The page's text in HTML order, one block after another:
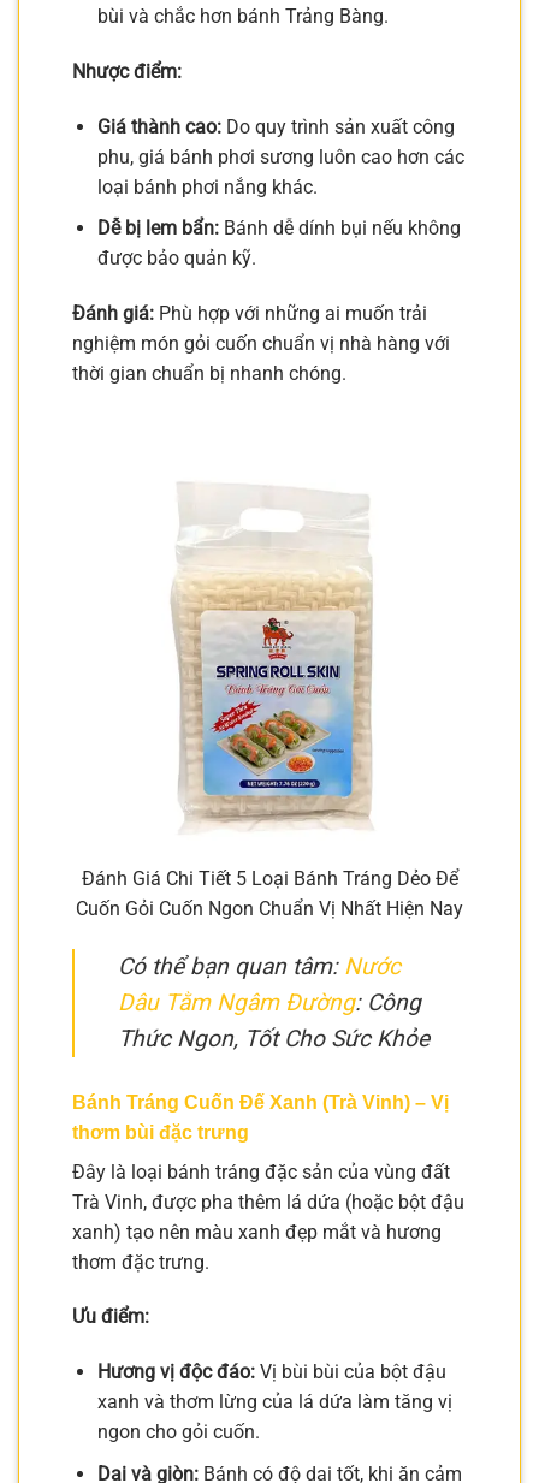
bùi và chắc hơn bánh Trảng Bàng.
Nhược điểm:
Giá thành cao:Do quy trình sản xuất công
phu, giá bánh phơi sương luôn cao hơn các
loại bánh phơi nắng khác.
Dễ bị lem bẩn:Bánh dễ dính bụi nếu không
được bảo quản kỹ.
Đánh giá: Phù hợp với những ai muốn trải
nghiệm món gỏi cuốn chuẩn vị nhà hàng với
thời gian chuẩn bị nhanh chóng.
Đánh Giá Chi Tiết 5 Loại Bánh Tráng Dẻo Để
Cuốn Gỏi Cuốn Ngon Chuẩn Vị Nhất Hiện Nay
Có thể bạn quan tâm: Nước
Dâu Tằm Ngâm Đường: Công
Thức Ngon, Tốt Cho Sức Khỏe
Bánh Tráng Cuốn Đế Xanh (Trà Vinh) – Vị
thơm bùi đặc trưng
Đây là loại bánh tráng đặc sản của vùng đất
Trà Vinh, được pha thêm lá dứa (hoặc bột đậu
xanh) tạo nên màu xanh đẹp mắt và hương
thơm đặc trưng.
Ưu điểm:
Hương vị độc đáo:Vị bùi bùi của bột đậu
xanh và thơm lừng của lá dứa làm tăng vị
ngon cho gỏi cuốn.
Dai và giòn:Bánh có độ dai tốt, khi ăn cảm